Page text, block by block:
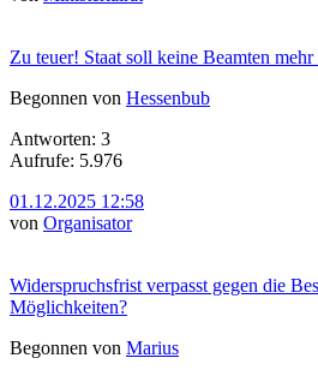
Zu teuer! Staat soll keine Beamten mehr
Begonnen von Hessenbub
Antworten: 3
Aufrufe: 5.976
01.12.2025 12:58
von Organisator
Widerspruchsfrist verpasst gegen die
Möglichkeiten?
Begonnen von Marius